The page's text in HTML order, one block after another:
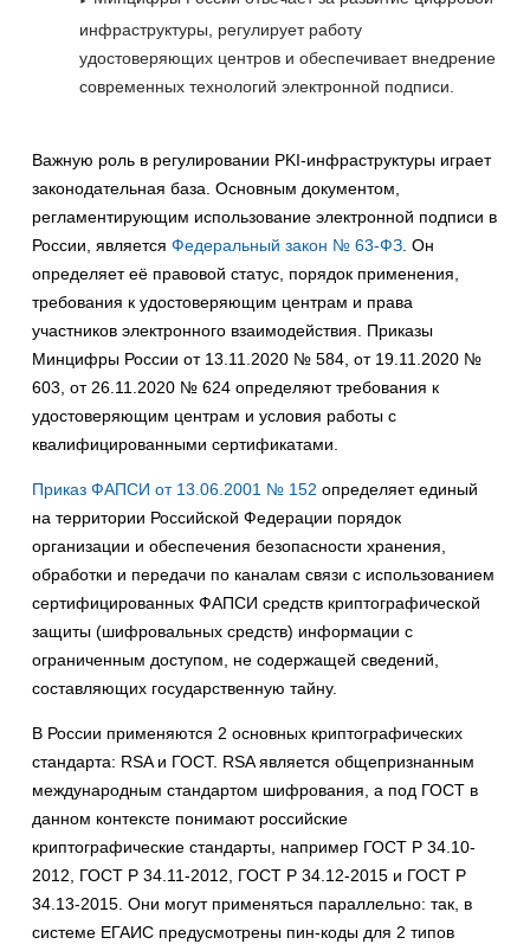
инфраструктуры, регулирует работу
удостоверяющих центров и обеспечивает внедрение
современных технологий электронной подписи.
Важную роль в регулировании PKI-инфраструктуры играет
законодательная база. Основным документом,
регламентирующим использование электронной подписи в
России, является Федеральный закон № 63-ФЗ . Он
определяет её правовой статус, порядок применения,
требования к удостоверяющим центрам и права
участников электронного взаимодействия. Приказы
Минцифры России от 13.11.2020 № 584, от 19.11.2020 №
603, от 26.11.2020 № 624 определяют требования к
удостоверяющим центрам и условия работы с
квалифицированными сертификатами.
Приказ ФАПСИ от 13.06.2001 № 152 определяет единый
на территории Российской Федерации порядок
организации и обеспечения безопасности хранения,
обработки и передачи по каналам связи с использованием
сертифицированных ФАПСИ средств криптографической
защиты (шифровальных средств) информации с
ограниченным доступом, не содержащей сведений,
составляющих государственную тайну.
В России применяются 2 основных криптографических
стандарта: RSA и ГОСТ. RSA является общепризнанным
международным стандартом шифрования, а под ГОСТ в
данном контексте понимают российские
криптографические стандарты, например ГОСТ Р 34.10-
2012, ГОСТ Р 34.11-2012, ГОСТ Р 34.12-2015 и ГОСТ Р
34.13-2015. Они могут применяться параллельно: так, в
системе ЕГАИС предусмотрены пин-коды для 2 типов